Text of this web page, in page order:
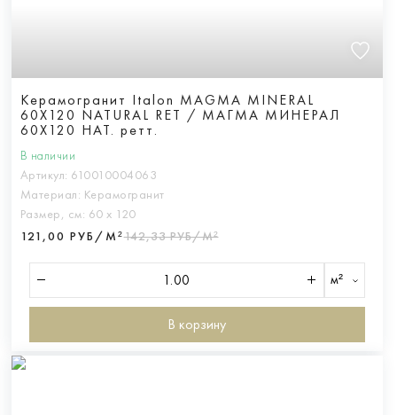
Керамогранит Italon MAGMA MINERAL
60X120 NATURAL RET / МАГМА МИНЕРАЛ
60X120 НАТ. ретт.
В наличии
Артикул: 610010004063
Материал: Керамогранит
Размер, см: 60 х 120
121,00 РУБ/М²142,33 РУБ/М²
м²
В корзину